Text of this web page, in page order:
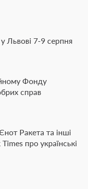
Львові 7-9 серпня
Фонду
справ
Ракета та інші
про українські